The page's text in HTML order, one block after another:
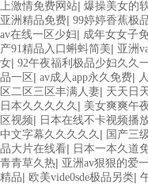
上激情免费网站| 爆操美女的
亚洲精品免费| 99婷婷香蕉极
av在线一区少妇| 成年女女子
产91精品入口蝌蚪简美| 亚洲
女| 92午夜福利极品少妇久久
品一区 | av成人app永久免费|
区二区三区丰满人妻| 天天日
日本久久久久久 | 美女爽爽午
区视频| 日本在线不卡视频播
中文字幕久久久久久 | 国产三
品大片在线看| 日本一本久道
青青草久热| 亚洲av狠狠的爱
精品| 欧美vide0sde极品另类|